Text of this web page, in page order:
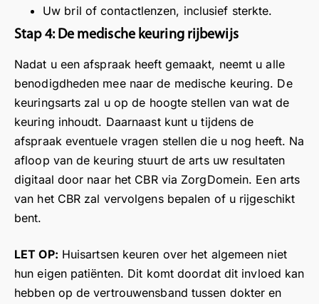
Uw bril of contactlenzen, inclusief sterkte.
Stap 4: De medische keuring rijbewijs
Nadat u een afspraak heeft gemaakt, neemt u alle
benodigdheden mee naar de medische keuring. De
keuringsarts zal u op de hoogte stellen van wat de
keuring inhoudt. Daarnaast kunt u tijdens de
afspraak eventuele vragen stellen die u nog heeft. Na
afloop van de keuring stuurt de arts uw resultaten
digitaal door naar het CBR via ZorgDomein. Een arts
van het CBR zal vervolgens bepalen of u rijgeschikt
bent.
LET OP: Huisartsen keuren over het algemeen niet
hun eigen patiënten. Dit komt doordat dit invloed kan
hebben op de vertrouwensband tussen dokter en